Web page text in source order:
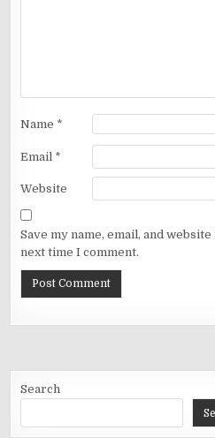
Name *
Email *
Website
Save my name, email, and
next time I comment.
Search